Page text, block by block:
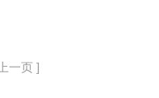
一页 ]